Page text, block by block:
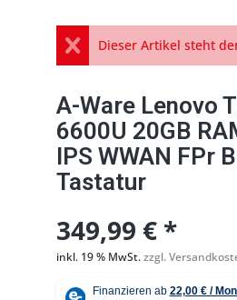
Abbildung ähnlich
Dieser Artikel steht
A-Ware Lenovo
6600U 20GB
IPS WWAN FPr
Tastatur
349,99 € *
inkl. 19 % MwSt.zzgl.